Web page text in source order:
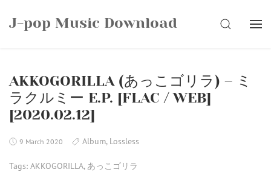
J-pop Music Download SEARCH
AKKOGORILLA (あっこゴリラ) – ミ
ラクルミー E.P. [FLAC / WEB]
[2020.02.12]
9 March 2020 Album, Lossless
Tags: AKKOGORILLA, あっこゴリラ